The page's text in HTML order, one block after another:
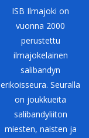
ISB Ilmajoki on
vuonna 2000
perustettu
ilmajokelainen
salibandyn
erikoisseura. Seuralla
on joukkueita
salibandyliiton
miesten, naisten ja